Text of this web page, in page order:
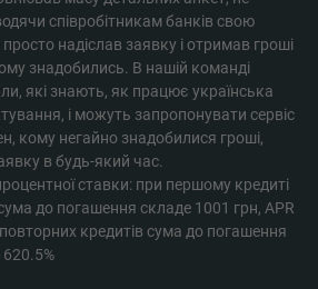
співробітникам банків свою
надіслав заявку і отримав гроші
знадобились. В нашій команді
які знають, як працює українська
і можуть запропонувати сервіс
кому негайно знадобилися гроші,
в будь-який час.
ставки: при першому кредиті
до погашення складе 1001 грн, APR
кредитів сума до погашення
620.5%